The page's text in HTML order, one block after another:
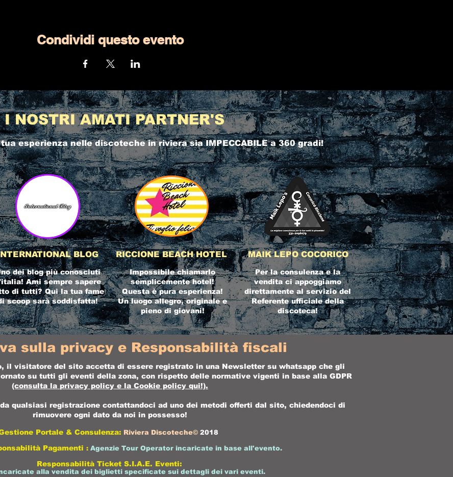
Condividi questo evento
I NOSTRI AMATI PARTNER'S
esperienza nellediscoteche in rivierasia IMPECCABILE a 360 gradi!
BLOG
dei blog più conosciuti
Ami sempre sapere
di tutti? Qui la tua fame
scoop sarà soddisfatta!
RICCIONE BEACH HOTEL
Impossibile chiamarlo
semplicemente hotel!
Questa è pura esperienza!
Un luogo allegro, originale e
pieno di giovani!
MAIK LEPO COCORICO
Per la consulenza e la
vendita ci appoggiamo
direttamente al servizio del
Referente ufficiale della
discoteca!
sulla privacy e Responsabilità fiscali
il visitatore del sito accetta di essere registrato in una Newsletter su whatsapp che gli
su tutti gli eventi della zona, con rispetto delle normative vigenti in base alla GDPR
(consulta la privacy policy e la Cookie policy qui!).
qualsiasi registrazione contattandoci ad uno dei metodi offerti dal sito, chiedendoci di
rimuovere ogni dato da noi in possesso!
Portale & Consulenza: Riviera Discoteche© 2018
Pagamenti : Agenzie Tour Operator incaricate in base all'evento.
Responsabilità Ticket S.I.A.E. Eventi:
alla vendita dei biglietti specificate sui dettagli dei vari eventi.